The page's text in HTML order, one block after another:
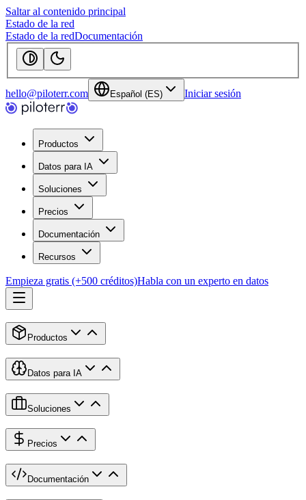
Saltar al contenido principal
Estado de la red
Estado de la redDocumentación
hello@piloterr.com Español (ES) Iniciar sesión
Productos
Datos para IA
Soluciones
Precios
Documentación
Recursos
Empieza gratis (+500 créditos)Habla con un experto en datos
Productos
Datos para IA
Soluciones
Precios
Documentación